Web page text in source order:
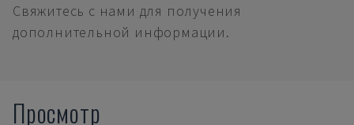
Свяжитесь с нами для получения
дополнительной информации.
Просмотр